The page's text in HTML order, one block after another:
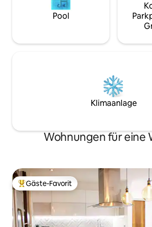
Pool
Klimaanlage
Wohnungen für eine
Beliebter Gäste-Favorit.
Gäste-Favorit